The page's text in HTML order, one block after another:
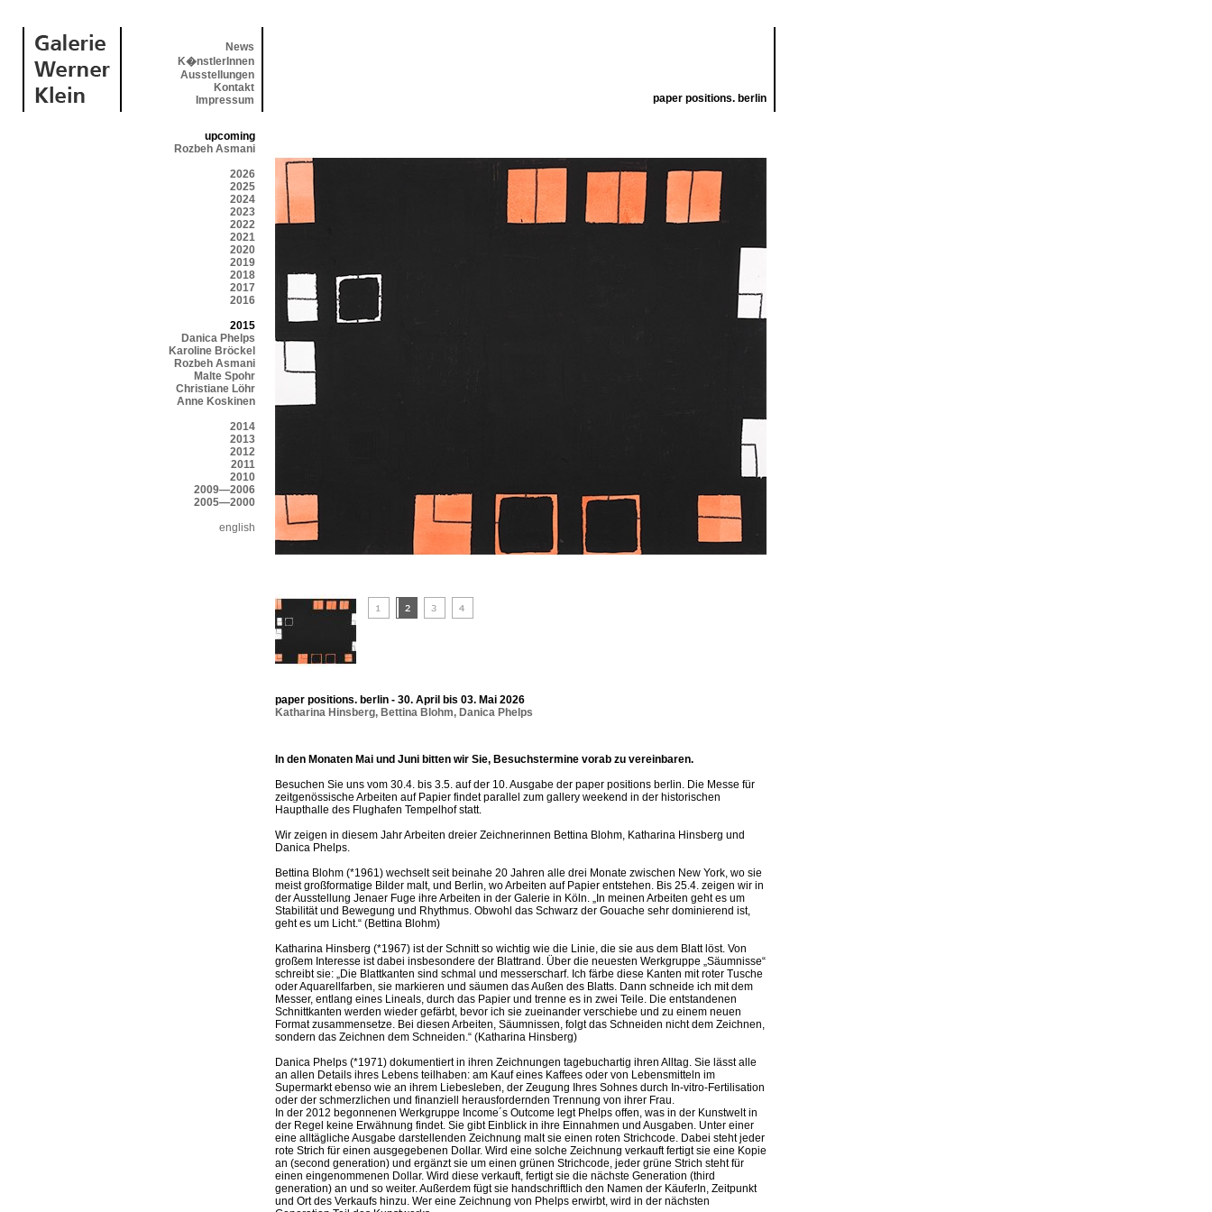
News
K�nstlerInnen
Ausstellungen
Kontakt
Impressum
paper positions. berlin
upcoming
Rozbeh Asmani
2026
2025
2024
2023
2022
2021
2020
2019
2018
2017
2016
2015
Danica Phelps
Karoline Bröckel
Rozbeh Asmani
Malte Spohr
Christiane Löhr
Anne Koskinen
2014
2013
2012
2011
2010
2009—2006
2005—2000
english
paper positions. berlin - 30. April bis 03. Mai 2026
Katharina Hinsberg, Bettina Blohm, Danica Phelps
In den Monaten Mai und Juni bitten wir Sie, Besuchstermine vorab zu vereinbaren.
Besuchen Sie uns vom 30.4. bis 3.5. auf der 10. Ausgabe der paper positions berlin. Die Messe für
zeitgenössische Arbeiten auf Papier findet parallel zum gallery weekend in der historischen
Haupthalle des Flughafen Tempelhof statt.
Wir zeigen in diesem Jahr Arbeiten dreier Zeichnerinnen Bettina Blohm, Katharina Hinsberg und
Danica Phelps.
Bettina Blohm (*1961) wechselt seit beinahe 20 Jahren alle drei Monate zwischen New York, wo sie
meist großformatige Bilder malt, und Berlin, wo Arbeiten auf Papier entstehen. Bis 25.4. zeigen wir in
der Ausstellung Jenaer Fuge ihre Arbeiten in der Galerie in Köln. „In meinen Arbeiten geht es um
Stabilität und Bewegung und Rhythmus. Obwohl das Schwarz der Gouache sehr dominierend ist,
geht es um Licht.“ (Bettina Blohm)
Katharina Hinsberg (*1967) ist der Schnitt so wichtig wie die Linie, die sie aus dem Blatt löst. Von
großem Interesse ist dabei insbesondere der Blattrand. Über die neuesten Werkgruppe „Säumnisse“
schreibt sie: „Die Blattkanten sind schmal und messerscharf. Ich färbe diese Kanten mit roter Tusche
oder Aquarellfarben, sie markieren und säumen das Außen des Blatts. Dann schneide ich mit dem
Messer, entlang eines Lineals, durch das Papier und trenne es in zwei Teile. Die entstandenen
Schnittkanten werden wieder gefärbt, bevor ich sie zueinander verschiebe und zu einem neuen
Format zusammensetze. Bei diesen Arbeiten, Säumnissen, folgt das Schneiden nicht dem Zeichnen,
sondern das Zeichnen dem Schneiden.“ (Katharina Hinsberg)
Danica Phelps (*1971) dokumentiert in ihren Zeichnungen tagebuchartig ihren Alltag. Sie lässt alle
an allen Details ihres Lebens teilhaben: am Kauf eines Kaffees oder von Lebensmitteln im
Supermarkt ebenso wie an ihrem Liebesleben, der Zeugung Ihres Sohnes durch In-vitro-Fertilisation
oder der schmerzlichen und finanziell herausfordernden Trennung von ihrer Frau.
In der 2012 begonnenen Werkgruppe Income´s Outcome legt Phelps offen, was in der Kunstwelt in
der Regel keine Erwähnung findet. Sie gibt Einblick in ihre Einnahmen und Ausgaben. Unter einer
eine alltägliche Ausgabe darstellenden Zeichnung malt sie einen roten Strichcode. Dabei steht jeder
rote Strich für einen ausgegebenen Dollar. Wird eine solche Zeichnung verkauft fertigt sie eine Kopie
an (second generation) und ergänzt sie um einen grünen Strichcode, jeder grüne Strich steht für
einen eingenommenen Dollar. Wird diese verkauft, fertigt sie die nächste Generation (third
generation) an und so weiter. Außerdem fügt sie handschriftlich den Namen der KäuferIn, Zeitpunkt
und Ort des Verkaufs hinzu. Wer eine Zeichnung von Phelps erwirbt, wird in der nächsten